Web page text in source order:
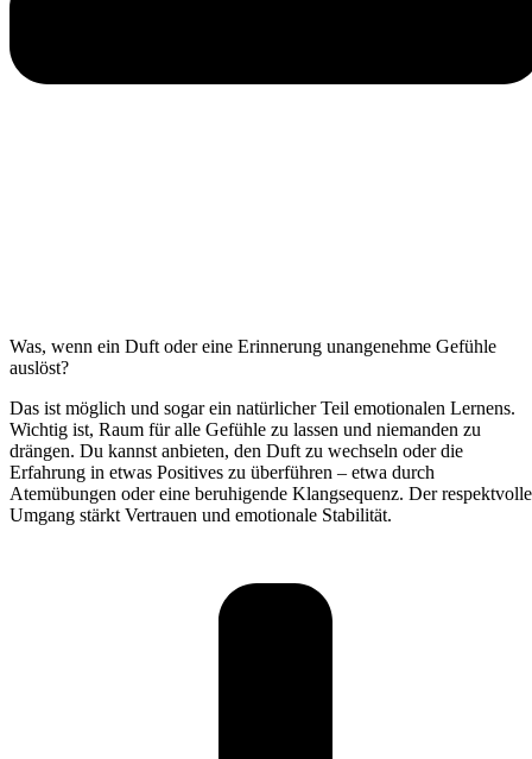
Was, wenn ein Duft oder eine Erinnerung unangenehme Gefühle
auslöst?
Das ist möglich und sogar ein natürlicher Teil emotionalen Lernens.
Wichtig ist, Raum für alle Gefühle zu lassen und niemanden zu
drängen. Du kannst anbieten, den Duft zu wechseln oder die
Erfahrung in etwas Positives zu überführen – etwa durch
Atemübungen oder eine beruhigende Klangsequenz. Der respektvolle
Umgang stärkt Vertrauen und emotionale Stabilität.